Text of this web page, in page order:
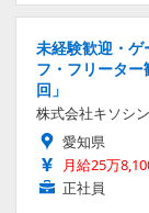
未経験歓迎・ゲ
フ・フリータ
回」
株式会社キソシン
愛知県
月給25万
正社員